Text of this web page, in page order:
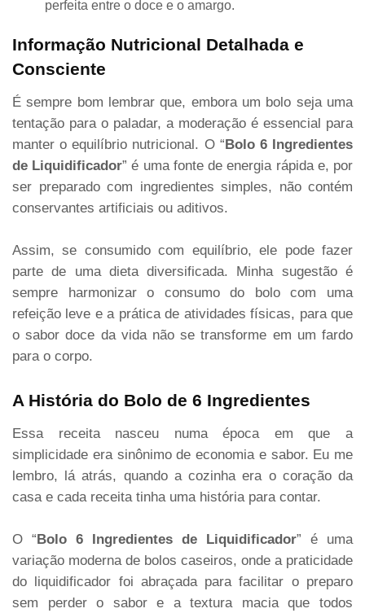
perfeita entre o doce e o amargo.
Informação Nutricional Detalhada e
Consciente
É sempre bom lembrar que, embora um bolo seja uma
tentação para o paladar, a moderação é essencial para
manter o equilíbrio nutricional. O “Bolo 6 Ingredientes
de Liquidificador” é uma fonte de energia rápida e, por
ser preparado com ingredientes simples, não contém
conservantes artificiais ou aditivos.
Assim, se consumido com equilíbrio, ele pode fazer
parte de uma dieta diversificada. Minha sugestão é
sempre harmonizar o consumo do bolo com uma
refeição leve e a prática de atividades físicas, para que
o sabor doce da vida não se transforme em um fardo
para o corpo.
A História do Bolo de 6 Ingredientes
Essa receita nasceu numa época em que a
simplicidade era sinônimo de economia e sabor. Eu me
lembro, lá atrás, quando a cozinha era o coração da
casa e cada receita tinha uma história para contar.
O “Bolo 6 Ingredientes de Liquidificador” é uma
variação moderna de bolos caseiros, onde a praticidade
do liquidificador foi abraçada para facilitar o preparo
sem perder o sabor e a textura macia que todos